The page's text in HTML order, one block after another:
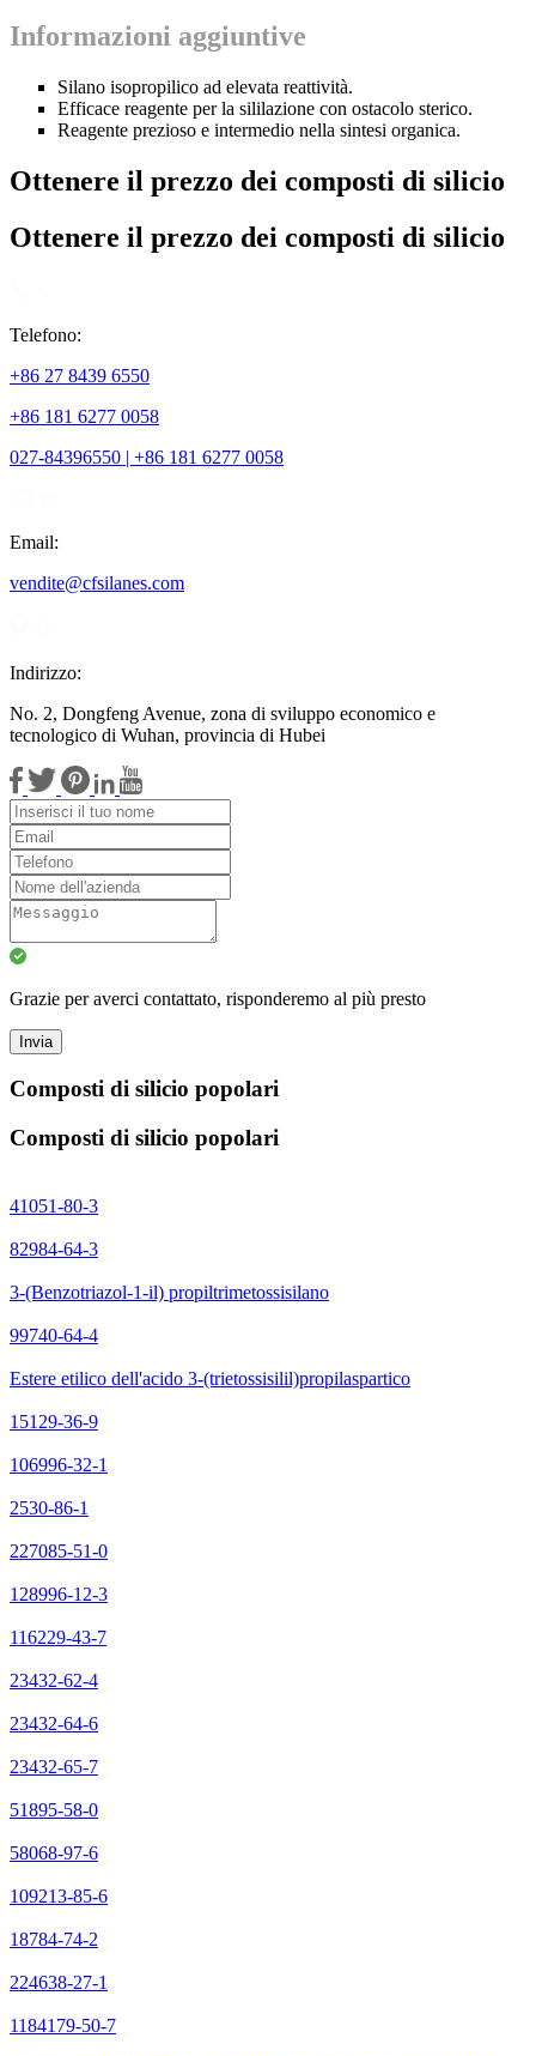
Informazioni aggiuntive
Silano isopropilico ad elevata reattività.
Efficace reagente per la sililazione con ostacolo sterico.
Reagente prezioso e intermedio nella sintesi organica.
Ottenere il prezzo dei composti di silicio
Ottenere il prezzo dei composti di silicio
Telefono:
+86 27 8439 6550
+86 181 6277 0058
027-84396550 | +86 181 6277 0058
Email:
vendite@cfsilanes.com
Indirizzo:
No. 2, Dongfeng Avenue, zona di sviluppo economico e
tecnologico di Wuhan, provincia di Hubei
Grazie per averci contattato, risponderemo al più presto
Invia
Composti di silicio popolari
Composti di silicio popolari
41051-80-3
82984-64-3
3-(Benzotriazol-1-il) propiltrimetossisilano
99740-64-4
Estere etilico dell'acido 3-(trietossisilil)propilaspartico
15129-36-9
106996-32-1
2530-86-1
227085-51-0
128996-12-3
116229-43-7
23432-62-4
23432-64-6
23432-65-7
51895-58-0
58068-97-6
109213-85-6
18784-74-2
224638-27-1
1184179-50-7